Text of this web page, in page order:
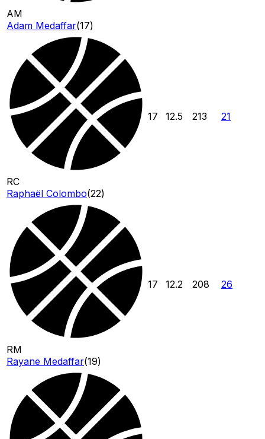
AM
Adam Medaffar(17)
RC
Raphaël Colombo(22)
17 12.5 213 21
RM
Rayane Medaffar(19)
17 12.2 208 26